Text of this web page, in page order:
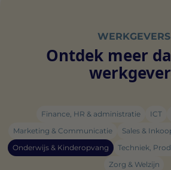
WERKGEVERS
Ontdek meer
Finance, HR & administratie ICT
Marketing & Communicatie
Sales &
Onderwijs & Kinderopvang
Techniek,
Zorg & Welzijn